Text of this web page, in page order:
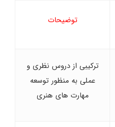
توضیحات
ترکیبی از دروس نظری و
عملی به منظور توسعه
مهارت های هنری